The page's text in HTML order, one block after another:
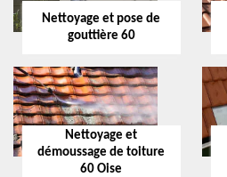
Nettoyage et pose de
gouttière 60
Nettoyage et
démoussage de toiture
60 Oise